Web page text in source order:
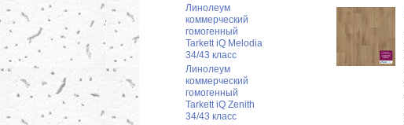
Линолеум
коммерческий
гомогенный
Tarkett iQ Melodia
34/43 класс
Линолеум
коммерческий
гомогенный
Tarkett iQ Zenith
34/43 класс